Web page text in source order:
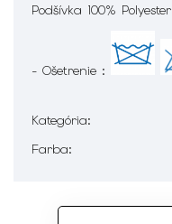
Podšívka 100% Polyester
- Ošetrenie :
Kategória:
Farba: